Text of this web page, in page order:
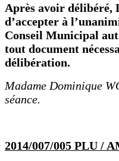
Après avoir délibéré,
Conseil Municipal
tout document
délibération.
Madame Dominique
séance.
2014/007/005 PLU /